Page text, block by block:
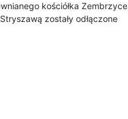
kościółka Zembrzyce
zostały odłączone